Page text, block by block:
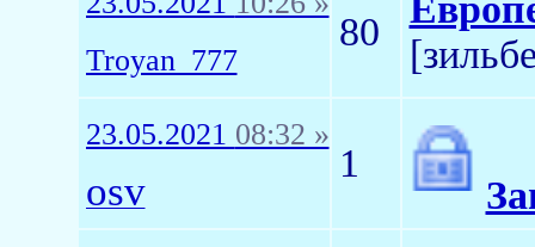
Troyan_777
80
23.05.2021 08:32 »
osv
1